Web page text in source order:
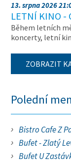
13. srpna 2026
LETNÍ KINO -
Během letních
koncerty, letní
ZOBRAZIT
Polední
Bistro Cafe Z
Bufet - Zlatý
Bufet U